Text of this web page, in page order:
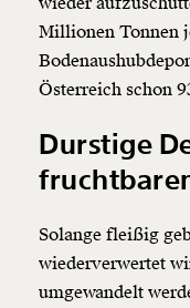
Millionen Tonnen
Österreich schon
Durstige
Solange fleißig
wiederverwertet
umgewandelt